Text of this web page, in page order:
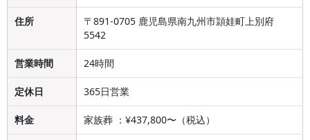
住所
〒891-0705 鹿児島県南九州市頴娃町上別府
5542
営業時間 24時間
定休日 365日営業
料金 家族葬 ：¥437,800〜（税込）